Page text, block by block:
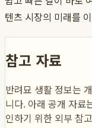
텐츠 시장의 미래를
참고 자료
반려묘 생활 정보는
니다. 아래 공개 자료
인하기 위한 외부 참